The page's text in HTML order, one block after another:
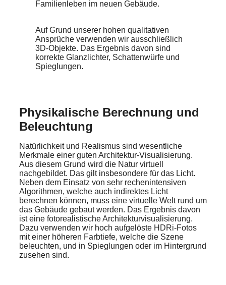
Familienleben im neuen Gebäude.
Auf Grund unserer hohen qualitativen
Ansprüche verwenden wir ausschließlich
3D-Objekte. Das Ergebnis davon sind
korrekte Glanzlichter, Schattenwürfe und
Spieglungen.
Physikalische Berechnung und
Beleuchtung
Natürlichkeit und Realismus sind wesentliche
Merkmale einer guten Architektur-Visualisierung.
Aus diesem Grund wird die Natur virtuell
nachgebildet. Das gilt insbesondere für das Licht.
Neben dem Einsatz von sehr rechenintensiven
Algorithmen, welche auch indirektes Licht
berechnen können, muss eine virtuelle Welt rund um
das Gebäude gebaut werden. Das Ergebnis davon
ist eine fotorealistische Architekturvisualisierung.
Dazu verwenden wir hoch aufgelöste HDRi-Fotos
mit einer höheren Farbtiefe, welche die Szene
beleuchten, und in Spieglungen oder im Hintergrund
zusehen sind.